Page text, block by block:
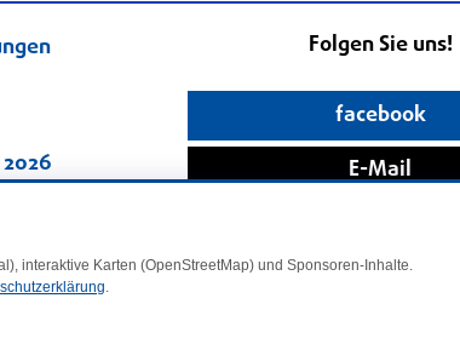
Folgen Sie uns!
facebook
E-Mail
interaktive Karten (OpenStreetMap) und Sponsoren-Inhalte.
.